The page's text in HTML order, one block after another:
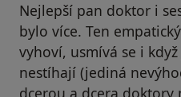
Nejlepší pan doktor i
bylo více. Ten
vyhoví, usmívá se i
nestíhají (jediná
dcerou a dcera doktory